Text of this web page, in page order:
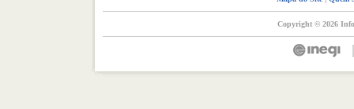
Copyright © 2026